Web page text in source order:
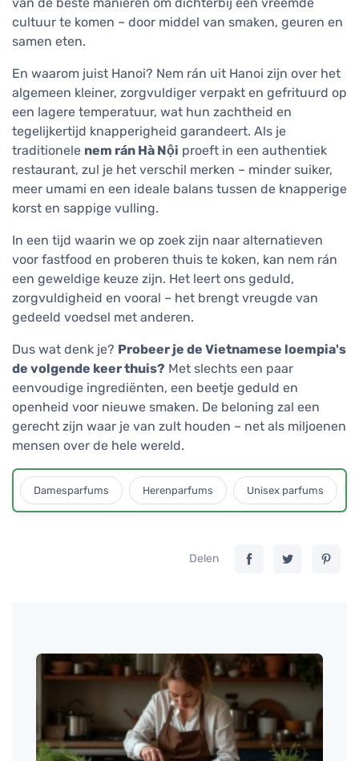
cultuur te komen – door middel van smaken, geuren en
samen eten.
En waarom juist Hanoi? Nem rán uit Hanoi zijn over het
algemeen kleiner, zorgvuldiger verpakt en gefrituurd op
een lagere temperatuur, wat hun zachtheid en
tegelijkertijd knapperigheid garandeert. Als je
traditionele nem rán Hà Nội proeft in een authentiek
restaurant, zul je het verschil merken – minder suiker,
meer umami en een ideale balans tussen de knapperige
korst en sappige vulling.
In een tijd waarin we op zoek zijn naar alternatieven
voor fastfood en proberen thuis te koken, kan nem rán
een geweldige keuze zijn. Het leert ons geduld,
zorgvuldigheid en vooral – het brengt vreugde van
gedeeld voedsel met anderen.
Dus wat denk je? Probeer je de Vietnamese loempia's
de volgende keer thuis? Met slechts een paar
eenvoudige ingrediënten, een beetje geduld en
openheid voor nieuwe smaken. De beloning zal een
gerecht zijn waar je van zult houden – net als miljoenen
mensen over de hele wereld.
Damesparfums Herenparfums Unisex parfums
Delen